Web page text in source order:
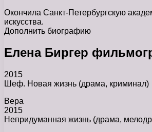
Окончила Санкт-Петербургскую
искусства.
Дополнить биографию
Елена Биргер
2015
Шеф. Новая жизнь (драма, криминал)
Вера
2015
Непридуманная жизнь (драма,